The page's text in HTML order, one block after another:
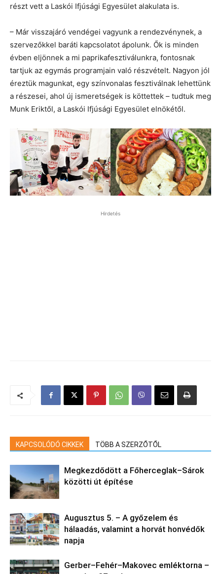
részt vett a Laskói Ifjúsági Egyesület alakulata is.
– Már visszajáró vendégei vagyunk a rendezvénynek, a
szervezőkkel baráti kapcsolatot ápolunk. Ők is minden
évben eljönnek a mi paprikafesztiválunkra, fontosnak
tartjuk az egymás programjain való részvételt. Nagyon jól
éreztük magunkat, egy színvonalas fesztiválnak lehettünk
a részesei, ahol új ismeretségek is köttettek – tudtuk meg
Munk Eriktől, a Laskói Ifjúsági Egyesület elnökétől.
Hirdetés
KAPCSOLÓDÓ CIKKEK TÖBB A SZERZŐTŐL
Megkezdődött a Főherceglak–Sárok
közötti út építése
Augusztus 5. – A győzelem és
hálaadás, valamint a horvát honvédők
napja
Gerber–Fehér–Makovec emléktorna –